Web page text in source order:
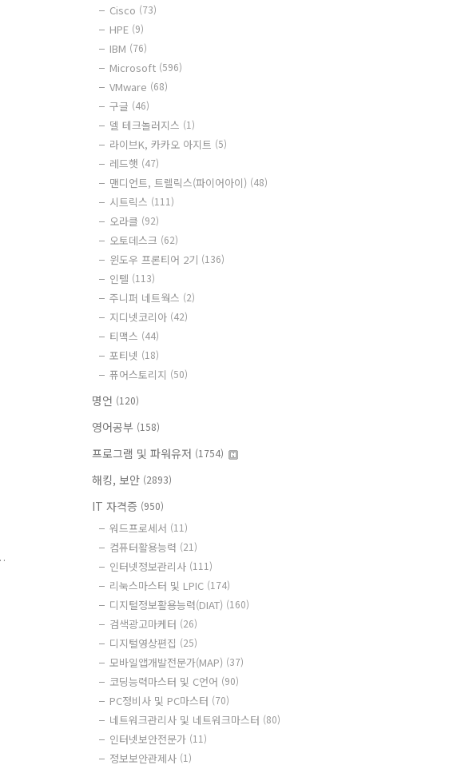
Cisco (73)
HPE (9)
IBM (76)
Microsoft (596)
VMware (68)
구글 (46)
델 테크놀러지스 (1)
라이브K, 카카오 아지트 (5)
레드햇 (47)
맨디언트, 트렐릭스(파이어아이) (48)
시트릭스 (111)
오라클 (92)
오토데스크 (62)
윈도우 프론티어 2기 (136)
인텔 (113)
주니퍼 네트웍스 (2)
지디넷코리아 (42)
티맥스 (44)
포티넷 (18)
퓨어스토리지 (50)
명언 (120)
영어공부 (158)
프로그램 및 파워유저 (1754)
해킹, 보안 (2893)
IT 자격증 (950)
워드프로세서 (11)
컴퓨터활용능력 (21)
인터넷정보관리사 (111)
리눅스마스터 및 LPIC (174)
디지털정보활용능력(DIAT) (160)
검색광고마케터 (26)
디지털영상편집 (25)
모바일앱개발전문가(MAP) (37)
코딩능력마스터 및 C언어 (90)
PC정비사 및 PC마스터 (70)
네트워크관리사 및 네트워크마스터 (80)
인터넷보안전문가 (11)
정보보안관제사 (1)